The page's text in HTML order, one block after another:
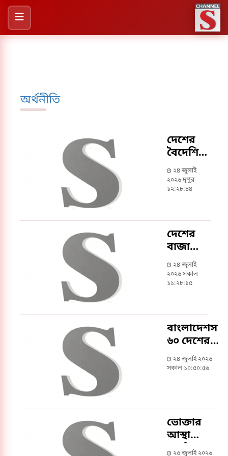
অর্থনীতি
দেশের
বৈদেশিক
মুদ্রার
রিজার্ভ
বাড়ল
২৪ জুলাই
২০২৬ দুপুর
১২:২৮:৪৪
দেশের
বাজারে
কমেছে
সোনা ও
রূপার
২৪ জুলাই
২০২৬ সকাল
১১:২৮:১৫
বাংলাদেশসহ
৬০ দেশের
পণ্যে
যুক্তরাষ্ট্রের
২৪ জুলাই ২০২৬
সকাল ১০:৫০:৫৬
ভোক্তার
আস্থা
অর্জন ও
২৩ জুলাই ২০২৬